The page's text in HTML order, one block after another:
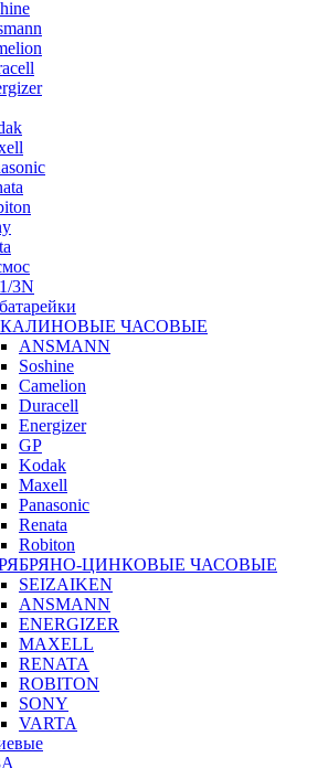
3N
ЧАСОВЫЕ
ANSMANN
Soshine
Camelion
Duracell
Energizer
GP
Kodak
Maxell
Panasonic
Renata
Robiton
ЦИНКОВЫЕ ЧАСОВЫЕ
SEIZAIKEN
ANSMANN
ENERGIZER
MAXELL
RENATA
ROBITON
SONY
VARTA